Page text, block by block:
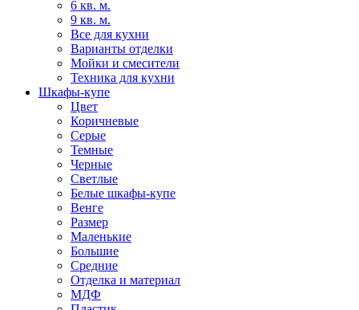
6 кв. м.
9 кв. м.
Все для кухни
Варианты отделки
Мойки и смесители
Техника для кухни
Шкафы-купе
Цвет
Коричневые
Серые
Темные
Черные
Светлые
Белые шкафы-купе
Венге
Размер
Маленькие
Большие
Средние
Отделка и материал
МДФ